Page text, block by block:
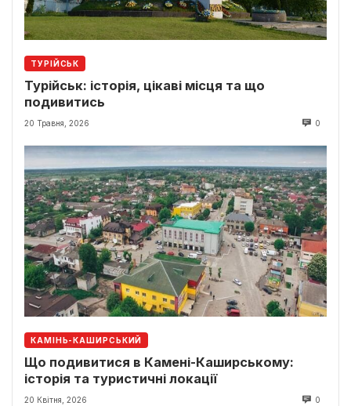
ТУРІЙСЬК
Турійськ: історія, цікаві місця та що
подивитись
20 Травня, 2026 0
КАМІНЬ-КАШИРСЬКИЙ
Що подивитися в Камені-Каширському:
історія та туристичні локації
20 Квітня, 2026 0